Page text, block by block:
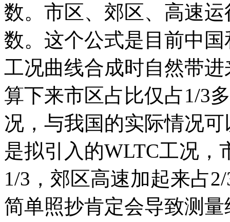
数。市区、郊区、高速
数。这个公式是目前中
工况曲线合成时自然带
算下来市区占比仅占1/3
况，与我国的实际情况
是拟引入的WLTC工况
1/3，郊区高速加起来占
简单照抄肯定会导致测